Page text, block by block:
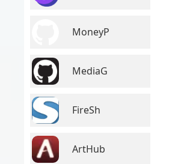
MoneyP
MediaG
FireSh
ArtHub